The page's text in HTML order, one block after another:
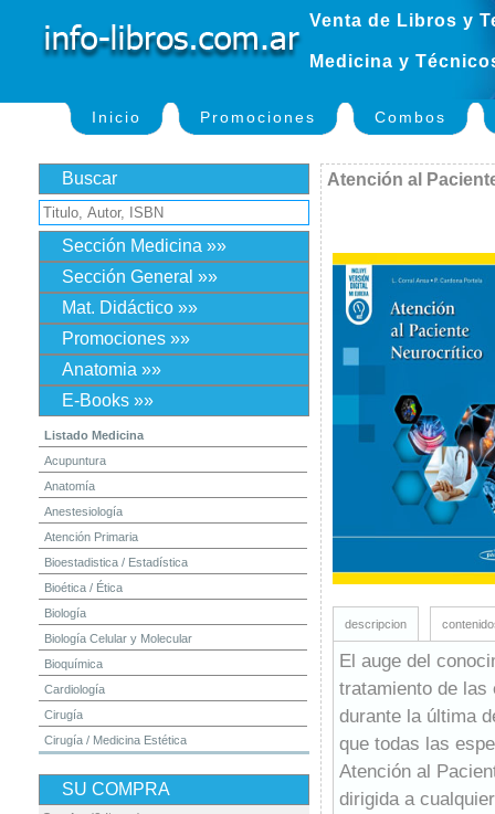
Venta de Libros y
Medicina y
Inicio Promociones Combos
Buscar
Sección Medicina »»
Sección General »»
Mat. Didáctico »»
Promociones »»
Anatomia »»
E-Books »»
Listado Medicina
Acupuntura
Anatomía
Anestesiología
Atención Primaria
Bioestadistica / Estadística
Bioética / Ética
Biología
Biología Celular y Molecular
Bioquímica
Cardiología
Cirugía
Cirugía / Medicina Estética
Dermatología
SU COMPRA
Atención al
descripcion
El auge del
tratamiento de las
durante la última
que todas las
Atención al
dirigida a